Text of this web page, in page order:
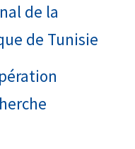
de la
de Tunisie